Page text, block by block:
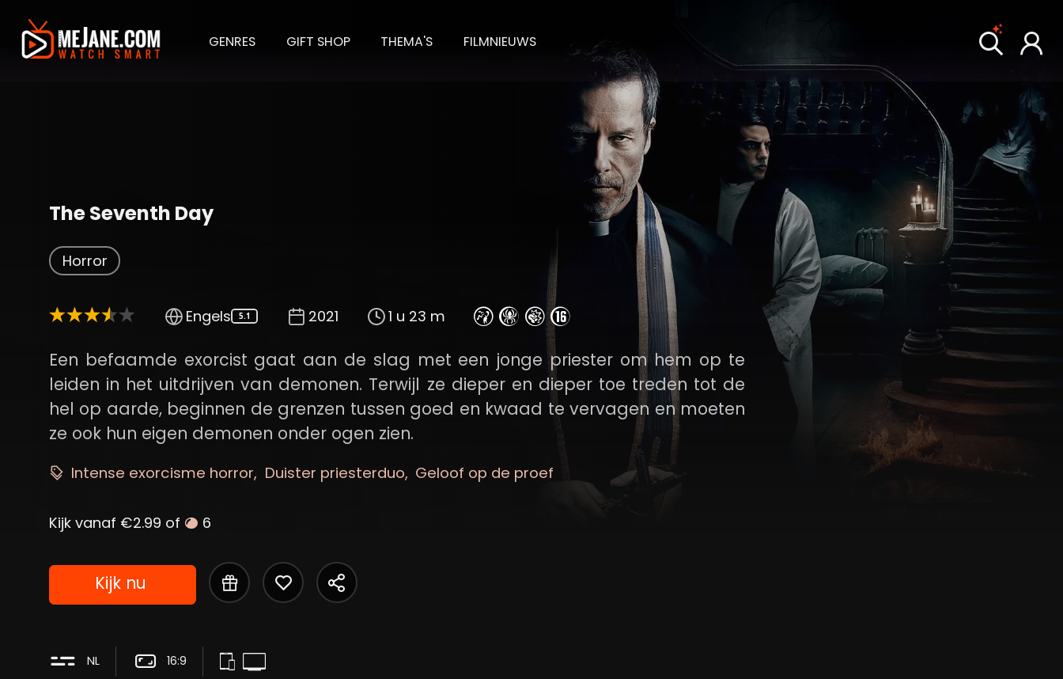
GENRES GIFT SHOP THEMA'S FILMNIEUWS
The Seventh Day
Horror
Engels 5.1 2021 1 u 23 m
Een befaamde exorcist gaat aan de slag met een jonge priester om hem op te
leiden in het uitdrijven van demonen. Terwijl ze dieper en dieper toe treden tot de
hel op aarde, beginnen de grenzen tussen goed en kwaad te vervagen en moeten
ze ook hun eigen demonen onder ogen zien.
Intense exorcisme horror Duister priesterduo Geloof op de proef
Kijk vanaf €2.99 of 6
Kijk nu
NL 16:9